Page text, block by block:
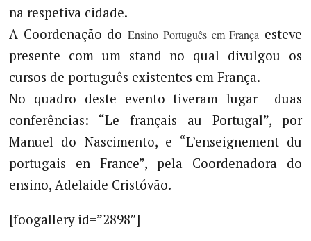
na respetiva cidade.
A Coordenação doEnsino Português em França esteve
presente com um stand no qual divulgou os
cursos de português existentes em França.
No quadro deste evento tiveram lugar duas
conferências: “Le français au Portugal”, por
Manuel do Nascimento, e “L’enseignement du
portugais en France”, pela Coordenadora do
ensino, Adelaide Cristóvão.
[foogallery id=”2898″]